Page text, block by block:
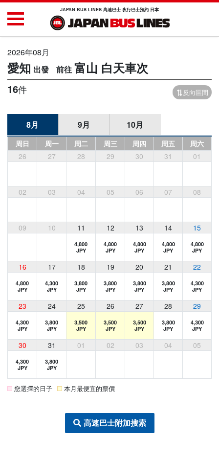
JAPAN BUS LINES 高速巴士 夜行巴士預約 日本
2026年08月
愛知 富山 白天車次
16件 反向區間
8月 9月 10月
周日 周一 周二 周三 周四 周五
周六
26
27 28 29 30 31 01
02 03 04 05 06 07 08
09 10 11 12 13 14 15
4,800
JPY
4,800
JPY
4,800
JPY
4,800
JPY
4,800
JPY
16 17 18 19 20 21 22
4,800
JPY
4,300
JPY
3,800
JPY
3,800
JPY
3,800
JPY
3,800
JPY
4,300
JPY
23 24 25 26 27 28 29
4,300
JPY
3,800
JPY
3,500
JPY
3,500
JPY
3,500
JPY
3,800
JPY
4,300
JPY
30 31 01 02 03 04 05
4,300
JPY
3,800
JPY
您選擇的日子 本月最便宜的票價
高速巴士附加搜索